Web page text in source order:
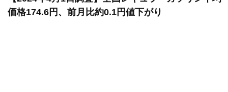
価格174.6円、前月比約0.1円値下がり